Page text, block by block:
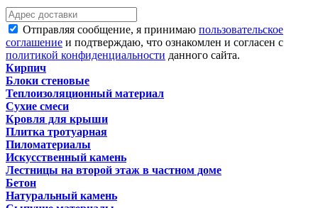
Отправляя сообщение, я принимаю пользовательское
соглашение и подтверждаю, что ознакомлен и согласен с
политикой конфиденциальности данного сайта.
Кирпич
Блоки стеновые
Теплоизоляционный материал
Сухие смеси
Кровля для крыши
Плитка тротуарная
Пиломатериалы
Искусственный камень
Лестницы на второй этаж в частном доме
Бетон
Натуральный камень